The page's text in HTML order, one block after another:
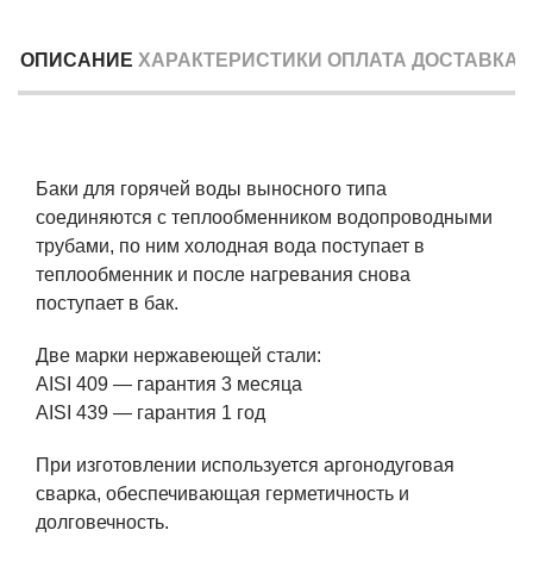
ОПИСАНИЕ ХАРАКТЕРИСТИКИ ОПЛАТА ДОСТАВКА
Баки для горячей воды выносного типа
соединяются с теплообменником водопроводными
трубами, по ним холодная вода поступает в
теплообменник и после нагревания снова
поступает в бак.
Две марки нержавеющей стали:
AISI 409 — гарантия 3 месяца
AISI 439 — гарантия 1 год
При изготовлении используется аргонодуговая
сварка, обеспечивающая герметичность и
долговечность.